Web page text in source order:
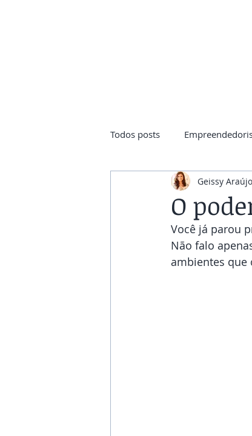
Todos posts
O
Geissy Araújo
Você já parou
Não falo
ambientes que